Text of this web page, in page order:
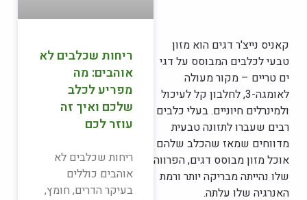
קאניס נייצ'ר דגים הוא מזון
טבעי לכלבים המבוסס על דגי
ים טריים – מקור מעולה
לאומגה-3, לחלבון קל לעיכול
ולמינרלים חיוניים. בעלי כלבים
רבים שעברו לתזונה טבעית
מדווחים שמאז שהכלב שלהם
אוכל מזון מבוסס דגים, הפרווה
שלו נהייתה מבריקה יותר ורמת
האנרגיה שלו עלתה.
ריחות שכלבים לא
אוהבים: מה
מפריע לכלב
שלכם ואיך זה
עוזר לכם
ריחות שכלבים לא
אוהבים כוללים
בעיקר הדרים, חומץ,